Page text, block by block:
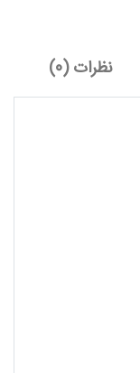
نظرات (0)